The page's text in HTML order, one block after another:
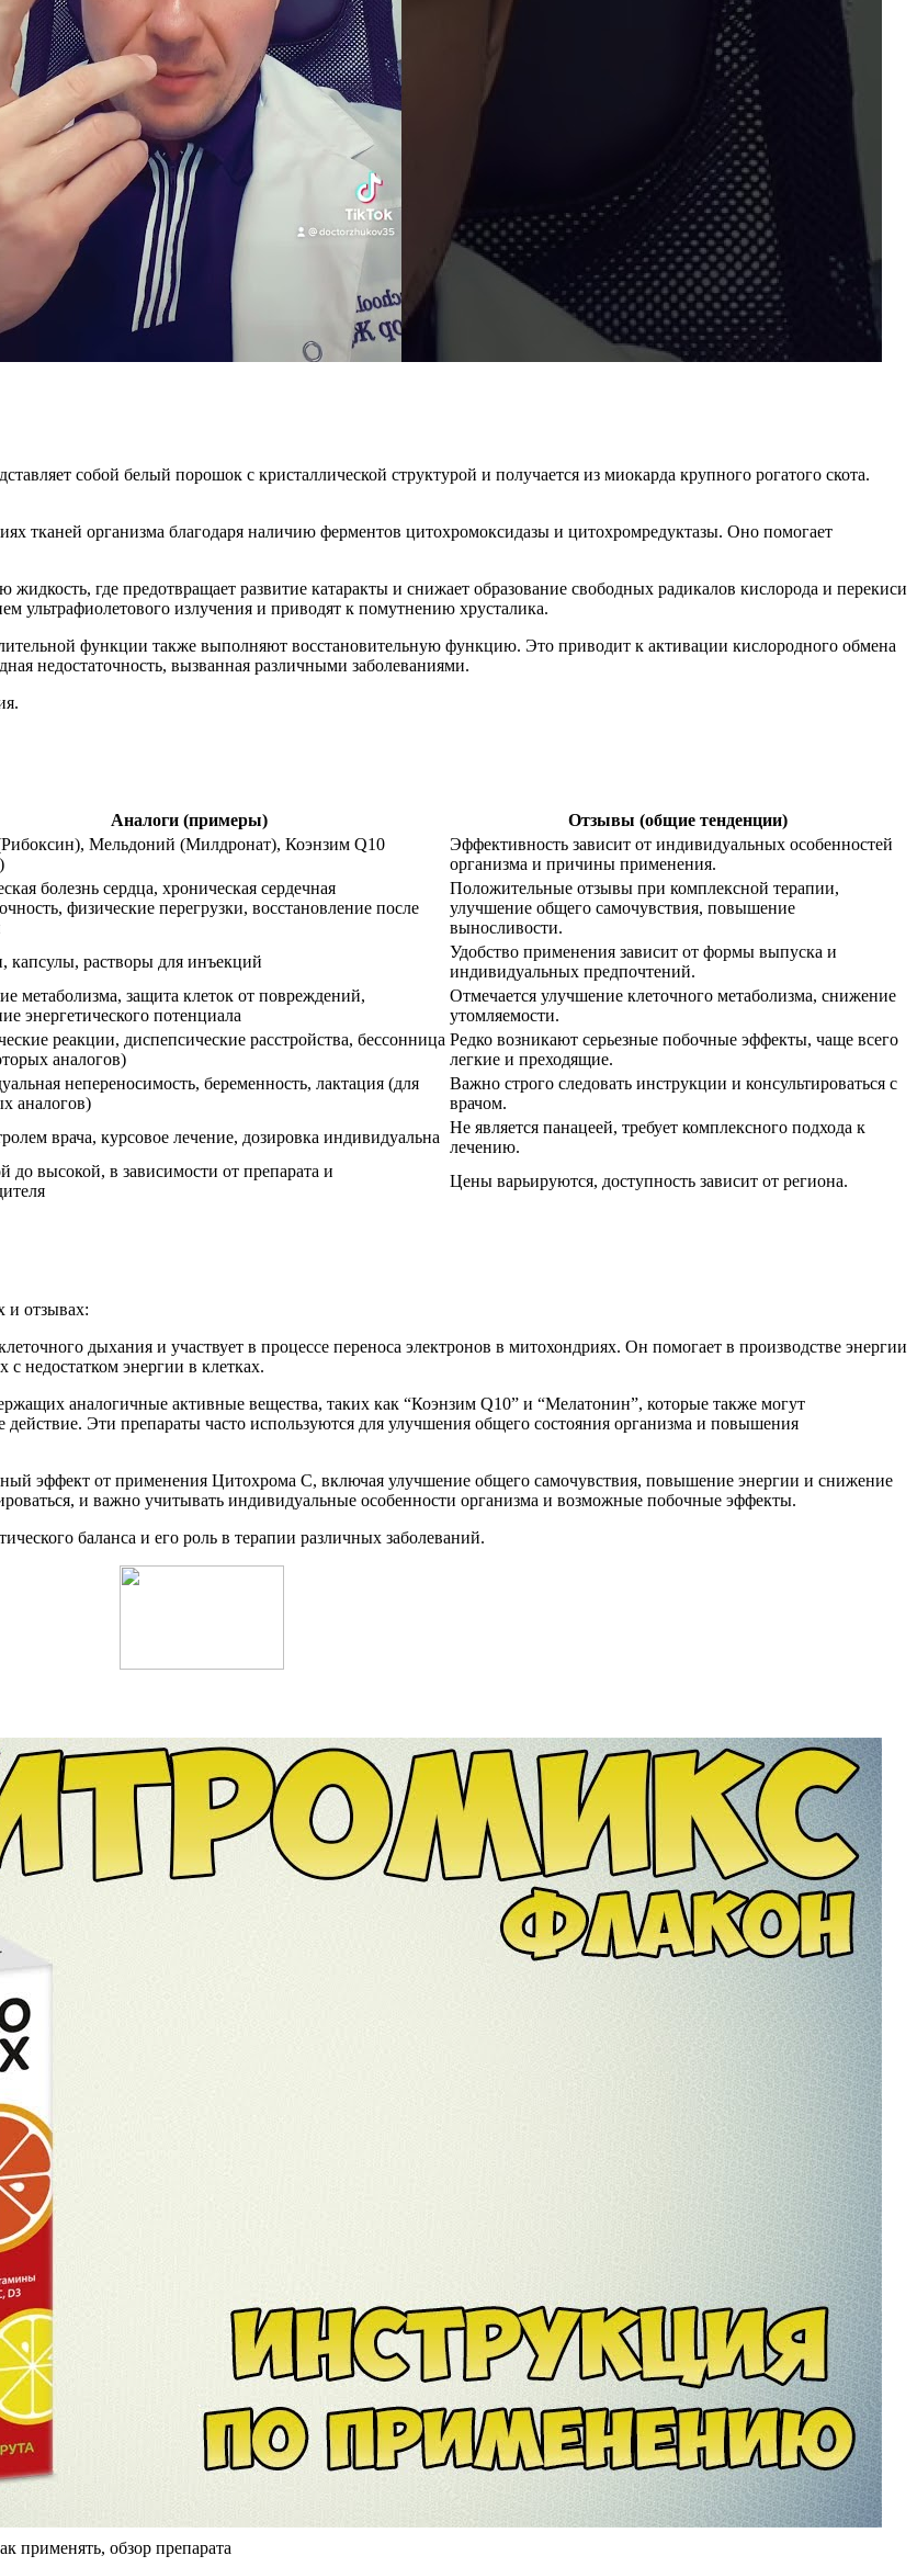
собой белый порошок с кристаллической структурой и получается из миокарда крупного рогатого скота.
тканей организма благодаря наличию ферментов цитохромоксидазы и цитохромредуктазы. Оно помогает
где предотвращает развитие катаракты и снижает образование свободных радикалов кислорода и перекиси
ультрафиолетового излучения и приводят к помутнению хрусталика.
функции также выполняют восстановительную функцию. Это приводит к активации кислородного обмена
недостаточность, вызванная различными заболеваниями.
Аналоги (примеры)
Отзывы (общие тенденции)
Мельдоний (Милдронат), Коэнзим Q10
Эффективность зависит от индивидуальных особенностей
организма и причины применения.
болезнь сердца, хроническая сердечная
физические перегрузки, восстановление после
Положительные отзывы при комплексной терапии,
улучшение общего самочувствия, повышение
выносливости.
капсулы, растворы для инъекций
Удобство применения зависит от формы выпуска и
индивидуальных предпочтений.
метаболизма, защита клеток от повреждений,
энергетического потенциала
Отмечается улучшение клеточного метаболизма, снижение
утомляемости.
реакции, диспепсические расстройства, бессонница
аналогов)
Редко возникают серьезные побочные эффекты, чаще всего
легкие и преходящие.
непереносимость, беременность, лактация (для
аналогов)
Важно строго следовать инструкции и консультироваться с
врачом.
врача, курсовое лечение, дозировка индивидуальна
Не является панацеей, требует комплексного подхода к
лечению.
до высокой, в зависимости от препарата и
Цены варьируются, доступность зависит от региона.
и отзывах:
дыхания и участвует в процессе переноса электронов в митохондриях. Он помогает в производстве энергии
недостатком энергии в клетках.
аналогичные активные вещества, таких как “Коэнзим Q10” и “Мелатонин”, которые также могут
Эти препараты часто используются для улучшения общего состояния организма и повышения
эффект от применения Цитохрома C, включая улучшение общего самочувствия, повышение энергии и снижение
и важно учитывать индивидуальные особенности организма и возможные побочные эффекты.
баланса и его роль в терапии различных заболеваний.
применять, обзор препарата